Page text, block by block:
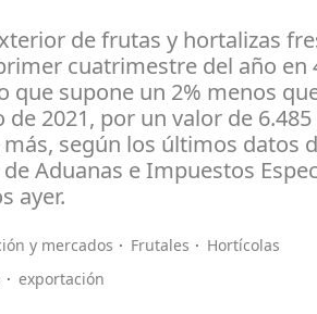
de frutas y hortalizas
cuatrimestre del año en
que supone un 2% menos
2021, por un valor de
más, según los últimos datos
Aduanas e Impuestos
ayer.
y mercados Frutales
Hortícolas
exportación